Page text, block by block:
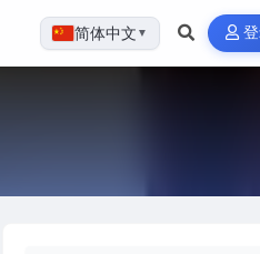
简体中文 ▼